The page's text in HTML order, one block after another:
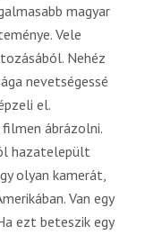
magyar
Vele
Nehéz
nevetségessé
el.
ábrázolni.
hazatelepült
olyan kamerát,
Van egy
ezt beteszik egy